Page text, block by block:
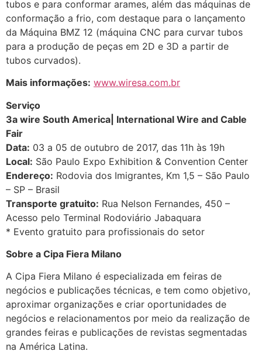
tubos e para conformar arames, além das máquinas de
conformação a frio, com destaque para o lançamento
da Máquina BMZ 12 (máquina CNC para curvar tubos
para a produção de peças em 2D e 3D a partir de
tubos curvados).
Mais informações: www.wiresa.com.br
Serviço
3a wire South America| International Wire and Cable
Fair
Data: 03 a 05 de outubro de 2017, das 11h às 19h
Local: São Paulo Expo Exhibition & Convention Center
Endereço: Rodovia dos Imigrantes, Km 1,5 – São Paulo
– SP – Brasil
Transporte gratuito: Rua Nelson Fernandes, 450 –
Acesso pelo Terminal Rodoviário Jabaquara
* Evento gratuito para profissionais do setor
Sobre a Cipa Fiera Milano
A Cipa Fiera Milano é especializada em feiras de
negócios e publicações técnicas, e tem como objetivo,
aproximar organizações e criar oportunidades de
negócios e relacionamentos por meio da realização de
grandes feiras e publicações de revistas segmentadas
na América Latina.